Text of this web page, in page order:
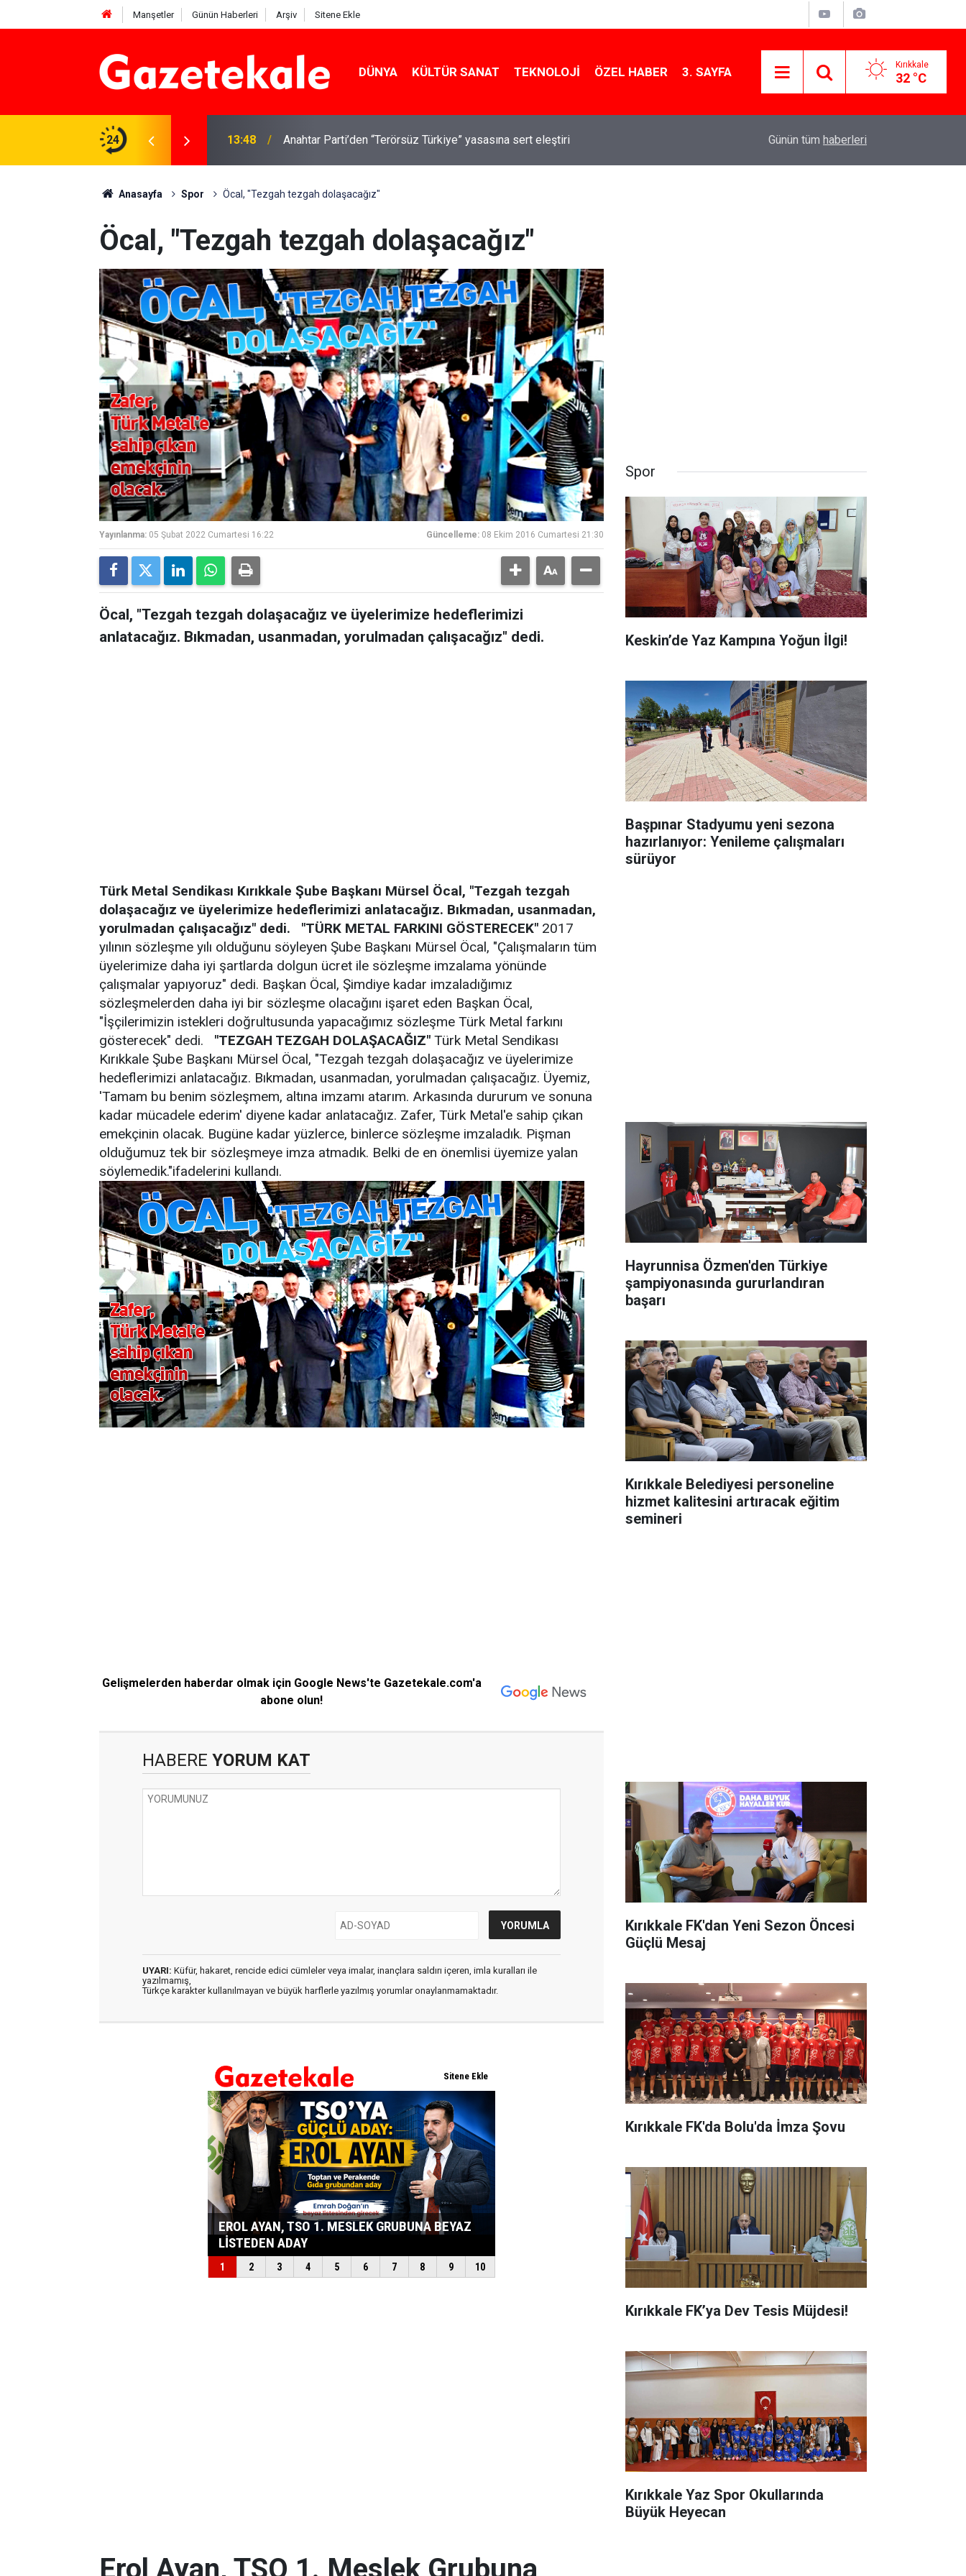
Manşetler Günün Haberleri Arşiv Sitene Ekle
DÜNYA KÜLTÜR SANAT TEKNOLOJI ÖZEL HABER 3. SAYFA Kırıkkale
32 °C
24
Beyaz Listeden aday 13:48 Anahtar Parti’den “Terörsüz Türkiye” yasasına sert eleştiri Kırıkkale’de hayvan hastalıklarına karşı
Günün tüm haberleri
Anasayfa Spor Öcal, "Tezgah tezgah dolaşacağız"
Öcal, "Tezgah tezgah dolaşacağız"
Yayınlanma: 05 Şubat 2022 Cumartesi 16:22 Güncelleme: 08 Ekim 2016 Cumartesi 21:30
Öcal, "Tezgah tezgah dolaşacağız ve üyelerimize hedeflerimizi
anlatacağız. Bıkmadan, usanmadan, yorulmadan çalışacağız" dedi.
Türk Metal Sendikası Kırıkkale Şube Başkanı Mürsel Öcal, "Tezgah tezgah
dolaşacağız ve üyelerimize hedeflerimizi anlatacağız. Bıkmadan, usanmadan,
yorulmadan çalışacağız" dedi.
"TÜRK METAL FARKINI GÖSTERECEK" 2017
yılının sözleşme yılı olduğunu söyleyen Şube Başkanı Mürsel Öcal, "Çalışmaların tüm
üyelerimize daha iyi şartlarda dolgun ücret ile sözleşme imzalama yönünde
çalışmalar yapıyoruz" dedi. Başkan Öcal, Şimdiye kadar imzaladığımız
sözleşmelerden daha iyi bir sözleşme olacağını işaret eden Başkan Öcal,
"İşçilerimizin istekleri doğrultusunda yapacağımız sözleşme Türk Metal farkını
gösterecek" dedi. "TEZGAH TEZGAH DOLAŞACAĞIZ" Türk Metal Sendikası
Kırıkkale Şube Başkanı Mürsel Öcal, "Tezgah tezgah dolaşacağız ve üyelerimize
hedeflerimizi anlatacağız. Bıkmadan, usanmadan, yorulmadan çalışacağız. Üyemiz,
'Tamam bu benim sözleşmem, altına imzamı atarım. Arkasında dururum ve sonuna
kadar mücadele ederim' diyene kadar anlatacağız. Zafer, Türk Metal'e sahip çıkan
emekçinin olacak. Bugüne kadar yüzlerce, binlerce sözleşme imzaladık. Pişman
olduğumuz tek bir sözleşmeye imza atmadık. Belki de en önemlisi üyemize yalan
söylemedik."ifadelerini kullandı.
Gelişmelerden haberdar olmak için Google News'te Gazetekale.com'a
abone olun!
HABERE YORUM KAT
UYARI: Küfür, hakaret, rencide edici cümleler veya imalar, inançlara saldırı içeren, imla kuralları ile
yazılmamış,
Türkçe karakter kullanılmayan ve büyük harflerle yazılmış yorumlar onaylanmamaktadır.
Spor
Keskin’de Yaz Kampına Yoğun İlgi!
Başpınar Stadyumu yeni sezona
hazırlanıyor: Yenileme çalışmaları
sürüyor
Hayrunnisa Özmen'den Türkiye
şampiyonasında gururlandıran
başarı
Kırıkkale Belediyesi personeline
hizmet kalitesini artıracak eğitim
semineri
Kırıkkale FK'dan Yeni Sezon Öncesi
Güçlü Mesaj
Kırıkkale FK'da Bolu'da İmza Şovu
Kırıkkale FK’ya Dev Tesis Müjdesi!
Kırıkkale Yaz Spor Okullarında
Büyük Heyecan
Erol Ayan, TSO 1. Meslek Grubuna